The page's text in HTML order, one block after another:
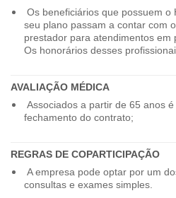
Os beneficiários que possuem o
seu plano passam a contar com
prestador para atendimentos
Os honorários desses
AVALIAÇÃO MÉDICA
Associados a partir de 65 anos
fechamento do contrato;
REGRAS DE COPARTICIPAÇÃO
A empresa pode optar por um
consultas e exames simples.